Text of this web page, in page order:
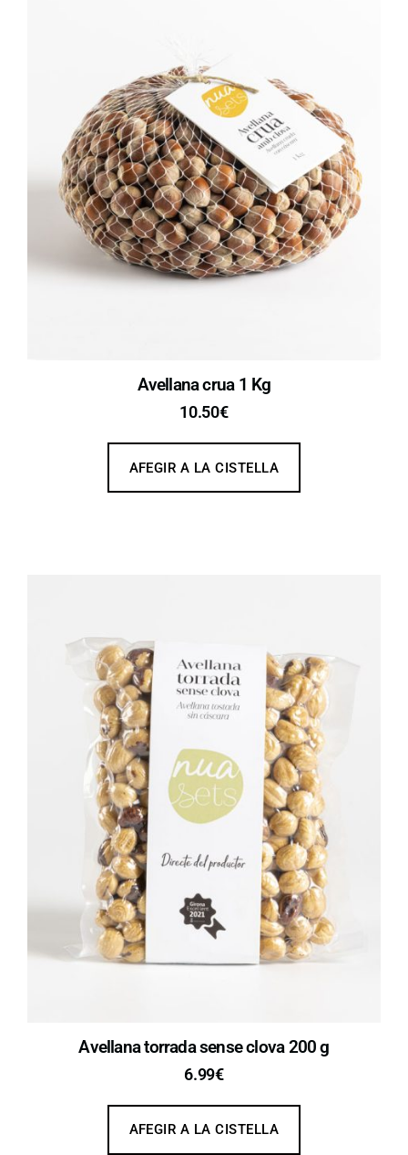
Avellana crua 1 Kg
10.50€
AFEGIR A LA CISTELLA
Avellana torrada sense clova 200 g
6.99€
AFEGIR A LA CISTELLA